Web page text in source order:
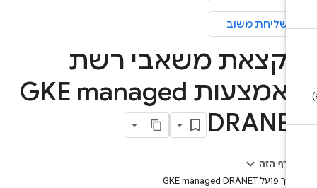
שליחת משוב
משאבי רשת
באמצעות GKE managed
בדף הזה
איך פועל GKE managed DRANET